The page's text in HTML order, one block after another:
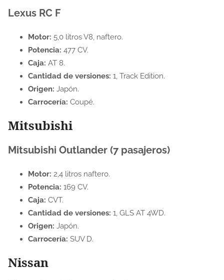
Lexus RC F
Motor: 5,0 litros V8, naftero.
Potencia: 477 CV.
Caja: AT 8.
Cantidad de versiones: 1, Track Edition.
Origen: Japón.
Carrocería: Coupé.
Mitsubishi
Mitsubishi Outlander (7 pasajeros)
Motor: 2,4 litros naftero.
Potencia: 169 CV.
Caja: CVT.
Cantidad de versiones: 1, GLS AT 4WD.
Origen: Japón.
Carrocería: SUV D.
Nissan